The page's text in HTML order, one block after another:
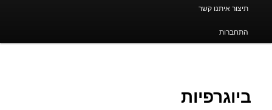
תיצור איתנו קשר
התחברות
ביוגרפיות